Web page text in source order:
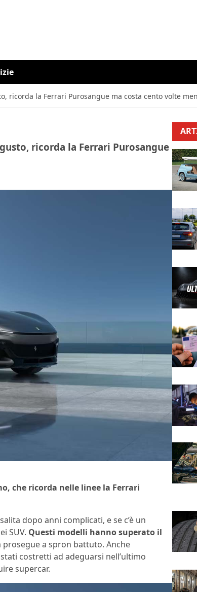
ricorda la Ferrari Purosangue ma costa cento volte
ricorda la Ferrari Purosangue
che ricorda nelle linee la Ferrari
dopo anni complicati, e se c’è un
SUV. Questi modelli hanno superato il
prosegue a spron battuto. Anche
costretti ad adeguarsi nell’ultimo
supercar.